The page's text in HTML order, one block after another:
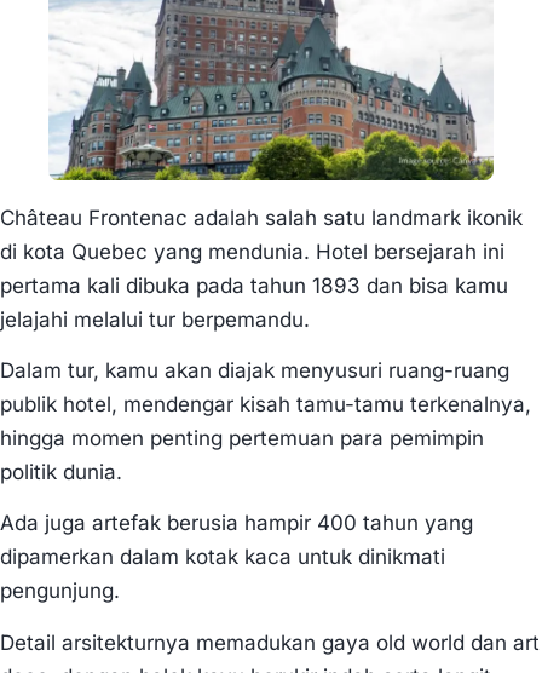
Château Frontenac adalah salah satu landmark ikonik
di kota Quebec yang mendunia. Hotel bersejarah ini
pertama kali dibuka pada tahun 1893 dan bisa kamu
jelajahi melalui tur berpemandu.
Dalam tur, kamu akan diajak menyusuri ruang-ruang
publik hotel, mendengar kisah tamu-tamu terkenalnya,
hingga momen penting pertemuan para pemimpin
politik dunia.
Ada juga artefak berusia hampir 400 tahun yang
dipamerkan dalam kotak kaca untuk dinikmati
pengunjung.
Detail arsitekturnya memadukan gaya old world dan art